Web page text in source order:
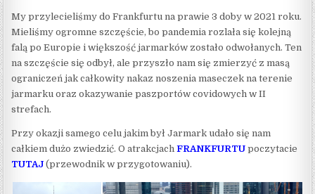
My przylecieliśmy do Frankfurtu na prawie 3 doby w 2021 roku.
Mieliśmy ogromne szczęście, bo pandemia rozlała się kolejną
falą po Europie i większość jarmarków zostało odwołanych. Ten
na szczęście się odbył, ale przyszło nam się zmierzyć z masą
ograniczeń jak całkowity nakaz noszenia maseczek na terenie
jarmarku oraz okazywanie paszportów covidowych w II
strefach.
Przy okazji samego celu jakim był Jarmark udało się nam
całkiem dużo zwiedzić. O atrakcjachFRANKFURTU poczytacie
TUTAJ (przewodnik w przygotowaniu).